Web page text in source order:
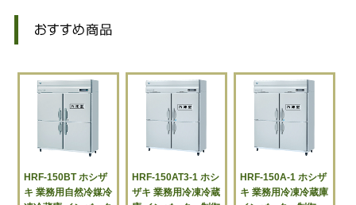
HRF-150BT ホシザ
キ 業務用自然冷媒冷
HRF-150AT3-1 ホシ
ザキ 業務用冷凍冷蔵
HRF-150A-1 ホシザ
キ 業務用冷凍冷蔵庫